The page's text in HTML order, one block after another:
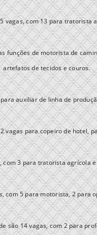
vagas, com 13 para tratorista
funções de motorista de
artefatos de tecidos e couros.
auxiliar de linha de
vagas para copeiro de hotel,
com 3 para tratorista agrícola
com 5 para motorista, 2 para
são 14 vagas, com 2 para